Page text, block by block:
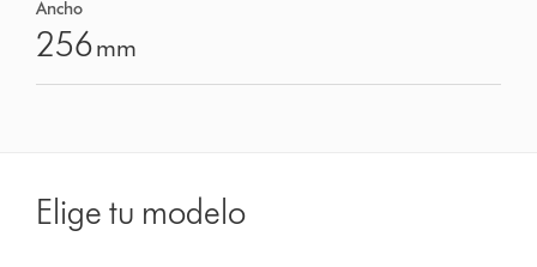
Ancho
256mm
Elige tu modelo